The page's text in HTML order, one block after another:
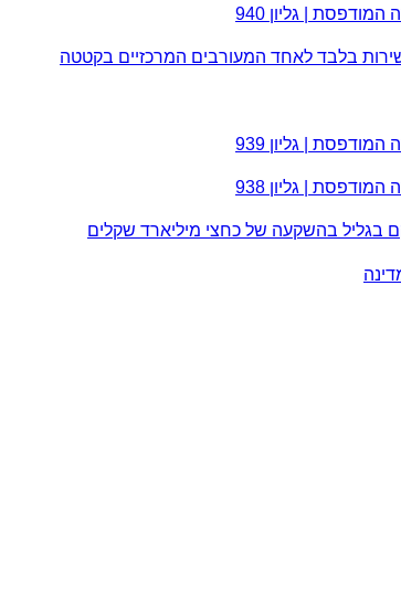
| גליון 940
בלבד לאחד המעורבים המרכזיים בקטטה
| גליון 939
| גליון 938
בגליל בהשקעה של כחצי מיליארד שקלים